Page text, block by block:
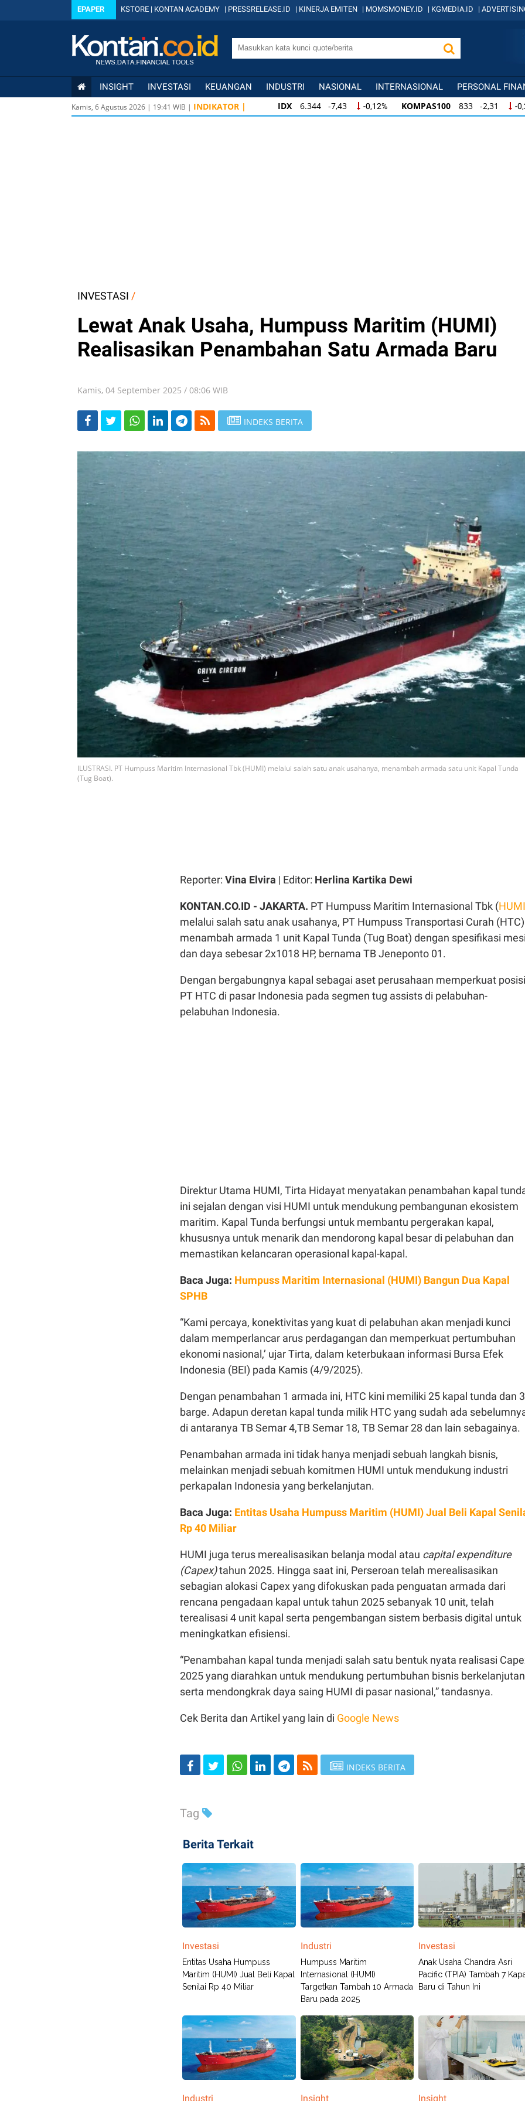
EPAPER KSTORE | KONTAN ACADEMY | PRESSRELEASE.ID | KINERJA EMITEN | MOMSMONEY.ID | KGMEDIA.ID |
INSIGHT INVESTASI KEUANGAN INDUSTRI NASIONAL INTERNASIONAL PERSONAL
Kamis, 6 Agustus 2026 | 19:41 WIB | INDIKATOR | IDX 6.344 -7,43 -0,12% KOMPAS100 833 -2,31 -
IDX 6.344 -7,43 -0,12% KOMPAS100 833 -2,31 -
INVESTASI /
Lewat Anak Usaha, Humpuss Maritim (HUMI)
Realisasikan Penambahan Satu Armada Baru
Kamis, 04 September 2025 / 08:06 WIB
INDEKS BERITA
ILUSTRASI. PT Humpuss Maritim Internasional Tbk (HUMI) melalui salah satu anak usahanya, menambah armada satu unit Kapal Tunda
(Tug Boat).
Reporter: Vina Elvira | Editor: Herlina Kartika Dewi
KONTAN.CO.ID - JAKARTA. PT Humpuss Maritim Internasional Tbk (HUMI
melalui salah satu anak usahanya, PT Humpuss Transportasi Curah (HTC)
menambah armada 1 unit Kapal Tunda (Tug Boat) dengan spesifikasi
dan daya sebesar 2x1018 HP, bernama TB Jeneponto 01.
Dengan bergabungnya kapal sebagai aset perusahaan memperkuat posisi
PT HTC di pasar Indonesia pada segmen tug assists di pelabuhan-
pelabuhan Indonesia.
Direktur Utama HUMI, Tirta Hidayat menyatakan penambahan kapal
ini sejalan dengan visi HUMI untuk mendukung pembangunan ekosistem
maritim. Kapal Tunda berfungsi untuk membantu pergerakan kapal,
khususnya untuk menarik dan mendorong kapal besar di pelabuhan dan
memastikan kelancaran operasional kapal-kapal.
Baca Juga: Humpuss Maritim Internasional (HUMI) Bangun Dua Kapal
SPHB
“Kami percaya, konektivitas yang kuat di pelabuhan akan menjadi kunci
dalam memperlancar arus perdagangan dan memperkuat pertumbuhan
ekonomi nasional,’ ujar Tirta, dalam keterbukaan informasi Bursa Efek
Indonesia (BEI) pada Kamis (4/9/2025).
Dengan penambahan 1 armada ini, HTC kini memiliki 25 kapal tunda dan 3
barge. Adapun deretan kapal tunda milik HTC yang sudah ada
di antaranya TB Semar 4,TB Semar 18, TB Semar 28 dan lain sebagainya.
Penambahan armada ini tidak hanya menjadi sebuah langkah bisnis,
melainkan menjadi sebuah komitmen HUMI untuk mendukung industri
perkapalan Indonesia yang berkelanjutan.
Baca Juga: Entitas Usaha Humpuss Maritim (HUMI) Jual Beli Kapal
Rp 40 Miliar
HUMI juga terus merealisasikan belanja modal atau capital expenditure
(Capex)tahun 2025. Hingga saat ini, Perseroan telah merealisasikan
sebagian alokasi Capex yang difokuskan pada penguatan armada dari
rencana pengadaan kapal untuk tahun 2025 sebanyak 10 unit, telah
terealisasi 4 unit kapal serta pengembangan sistem berbasis digital untuk
meningkatkan efisiensi.
“Penambahan kapal tunda menjadi salah satu bentuk nyata realisasi
2025 yang diarahkan untuk mendukung pertumbuhan bisnis berkelanjutan
serta mendongkrak daya saing HUMI di pasar nasional,” tandasnya.
Cek Berita dan Artikel yang lain di Google News
INDEKS BERITA
Tag
Berita Terkait
Investasi
Entitas Usaha Humpuss
Maritim (HUMI) Jual Beli Kapal
Senilai Rp 40 Miliar
Industri
Humpuss Maritim
Internasional (HUMI)
Targetkan Tambah 10 Armada
Baru pada 2025
Investasi
Anak Usaha Chandra Asri
Pacific (TPIA) Tambah 7
Baru di Tahun Ini
Industri Insight Insight